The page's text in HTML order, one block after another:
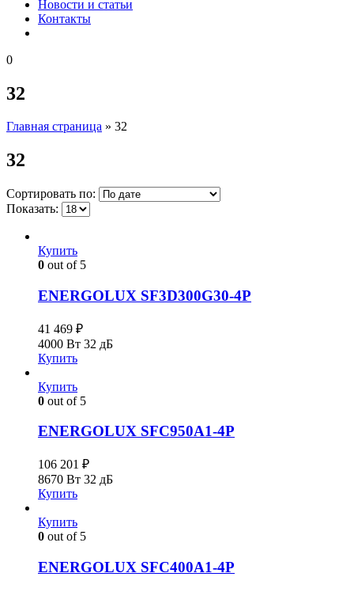
Новости и статьи
Контакты
0
32
Главная страница » 32
32
Сортировать по:
Показать:
Купить
0 out of 5
ENERGOLUX SF3D300G30-4P
41 469 ₽
4000 Вт 32 дБ
Купить
Купить
0 out of 5
ENERGOLUX SFC950A1-4P
106 201 ₽
8670 Вт 32 дБ
Купить
Купить
0 out of 5
ENERGOLUX SFC400A1-4P